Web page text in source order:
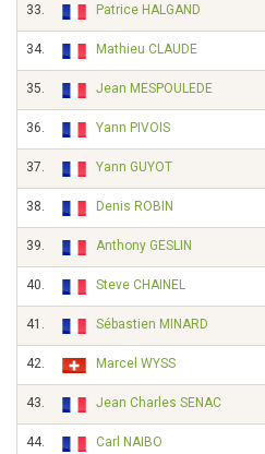
33. Patrice HALGAND
34. Mathieu CLAUDE
35. Jean MESPOULEDE
36. Yann PIVOIS
37. Yann GUYOT
38. Denis ROBIN
39. Anthony GESLIN
40. Steve CHAINEL
41. Sébastien MINARD
42. Marcel WYSS
43. Jean Charles SENAC
44. Carl NAIBO